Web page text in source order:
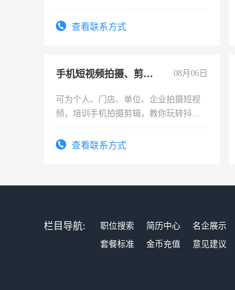
查看联系方式
手机短视频拍摄、剪辑、抖音快手 08月06日
可为个人、门店、单位、企业拍摄短视
频，培训手机拍摄剪辑，教你玩转抖音
频，培训手机拍摄剪辑，教你玩转抖
查看联系方式
栏目导航: 职位搜索 简历中心 名企展示
套餐标准
金币充值 意见建议